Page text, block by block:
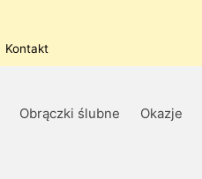
Kontakt
Obrączki ślubne Okazje